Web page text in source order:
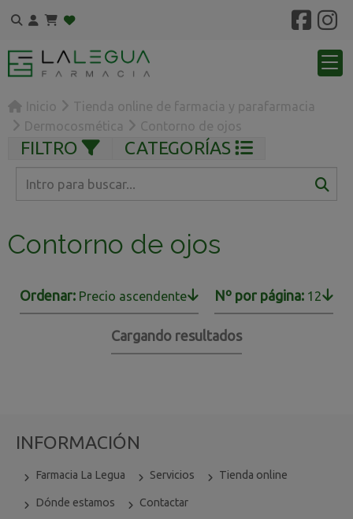
Inicio
Tienda online de farmacia y parafarmacia
Dermocosmética
Contorno de ojos
FILTRO CATEGORÍAS
Contorno de ojos
Ordenar: Precio ascendente Nº por página: 12
Cargando resultados
INFORMACIÓN
Farmacia La Legua Servicios Tienda online
Dónde estamos Contactar